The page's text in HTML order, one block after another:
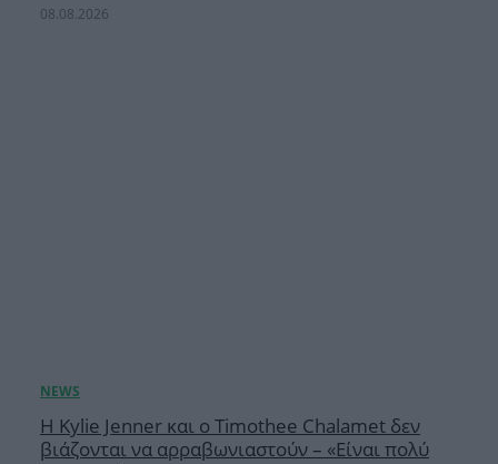
08.08.2026
Η Kylie Jenner και ο Timothee Chalamet δεν
βιάζονται να αρραβωνιαστούν – «Είναι πολύ